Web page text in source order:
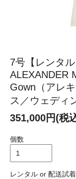
7号【レンタ
ALEXANDER
Gown（アレ
ス／ウェディ
351,000円(税
個数
レンタル or 配送試